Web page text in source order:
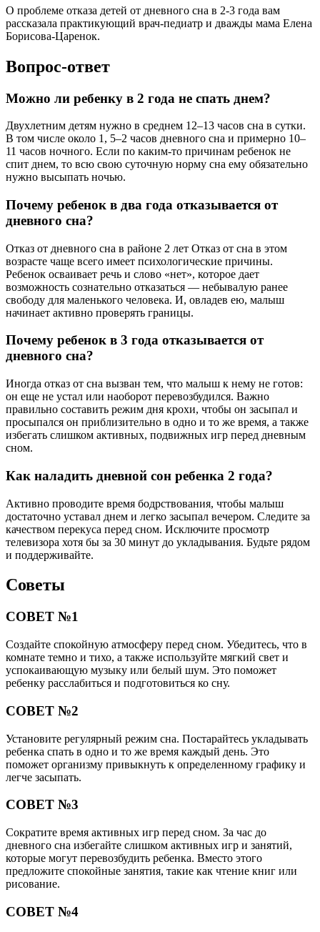
О проблеме отказа детей от дневного сна в 2-3 года вам
рассказала практикующий врач-педиатр и дважды мама Елена
Борисова-Царенок.
Вопрос-ответ
Можно ли ребенку в 2 года не спать днем?
Двухлетним детям нужно в среднем 12–13 часов сна в сутки.
В том числе около 1, 5–2 часов дневного сна и примерно 10–
11 часов ночного. Если по каким-то причинам ребенок не
спит днем, то всю свою суточную норму сна ему обязательно
нужно высыпать ночью.
Почему ребенок в два года отказывается от
дневного сна?
Отказ от дневного сна в районе 2 лет Отказ от сна в этом
возрасте чаще всего имеет психологические причины.
Ребенок осваивает речь и слово «нет», которое дает
возможность сознательно отказаться — небывалую ранее
свободу для маленького человека. И, овладев ею, малыш
начинает активно проверять границы.
Почему ребенок в 3 года отказывается от
дневного сна?
Иногда отказ от сна вызван тем, что малыш к нему не готов:
он еще не устал или наоборот перевозбудился. Важно
правильно составить режим дня крохи, чтобы он засыпал и
просыпался он приблизительно в одно и то же время, а также
избегать слишком активных, подвижных игр перед дневным
сном.
Как наладить дневной сон ребенка 2 года?
Активно проводите время бодрствования, чтобы малыш
достаточно уставал днем и легко засыпал вечером. Следите за
качеством перекуса перед сном. Исключите просмотр
телевизора хотя бы за 30 минут до укладывания. Будьте рядом
и поддерживайте.
Советы
СОВЕТ №1
Создайте спокойную атмосферу перед сном. Убедитесь, что в
комнате темно и тихо, а также используйте мягкий свет и
успокаивающую музыку или белый шум. Это поможет
ребенку расслабиться и подготовиться ко сну.
СОВЕТ №2
Установите регулярный режим сна. Постарайтесь укладывать
ребенка спать в одно и то же время каждый день. Это
поможет организму привыкнуть к определенному графику и
легче засыпать.
СОВЕТ №3
Сократите время активных игр перед сном. За час до
дневного сна избегайте слишком активных игр и занятий,
которые могут перевозбудить ребенка. Вместо этого
предложите спокойные занятия, такие как чтение книг или
рисование.
СОВЕТ №4